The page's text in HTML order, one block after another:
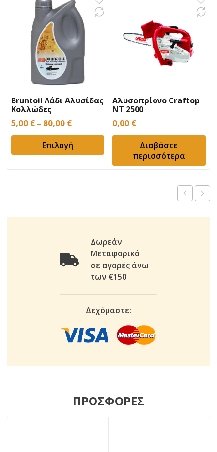
Bruntoil Λάδι Αλυσίδας
Κολλώδες
5,00 € – 80,00 €
Επιλογή
Αλυσοπρίονο Craftop
NT 2500
0,00 €
Διαβάστε
περισσότερα
Δωρεάν
Μεταφορικά
σε αγορές άνω
των €150
Δεχόμαστε:
ΠΡΟΣΦΟΡΕΣ